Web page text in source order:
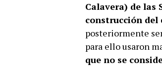
Calavera) de las
construcción del
posteriormente
para ello usaron
que no se